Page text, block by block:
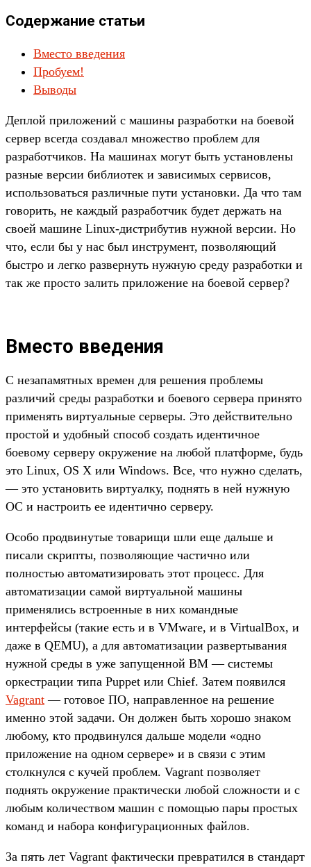
Содержание статьи
Вместо введения
Пробуем!
Выводы
Деплой приложений с машины разработки на боевой
сервер всегда создавал множество проблем для
разработчиков. На машинах могут быть установлены
разные версии библиотек и зависимых сервисов,
использоваться различные пути установки. Да что там
говорить, не каждый разработчик будет держать на
своей машине Linux-дистрибутив нужной версии. Но
что, если бы у нас был инструмент, позволяющий
быстро и легко развернуть нужную среду разработки и
так же просто залить приложение на боевой сервер?
Вместо введения
С незапамятных времен для решения проблемы
различий среды разработки и боевого сервера принято
применять виртуальные серверы. Это действительно
простой и удобный способ создать идентичное
боевому серверу окружение на любой платформе, будь
это Linux, OS X или Windows. Все, что нужно сделать,
— это установить виртуалку, поднять в ней нужную
ОС и настроить ее идентично серверу.
Особо продвинутые товарищи шли еще дальше и
писали скрипты, позволяющие частично или
полностью автоматизировать этот процесс. Для
автоматизации самой виртуальной машины
применялись встроенные в них командные
интерфейсы (такие есть и в VMware, и в VirtualBox, и
даже в QEMU), а для автоматизации развертывания
нужной среды в уже запущенной ВМ — системы
оркестрации типа Puppet или Chief. Затем появился
Vagrant — готовое ПО, направленное на решение
именно этой задачи. Он должен быть хорошо знаком
любому, кто продвинулся дальше модели «одно
приложение на одном сервере» и в связи с этим
столкнулся с кучей проблем. Vagrant позволяет
поднять окружение практически любой сложности и с
любым количеством машин с помощью пары простых
команд и набора конфигурационных файлов.
За пять лет Vagrant фактически превратился в стандарт